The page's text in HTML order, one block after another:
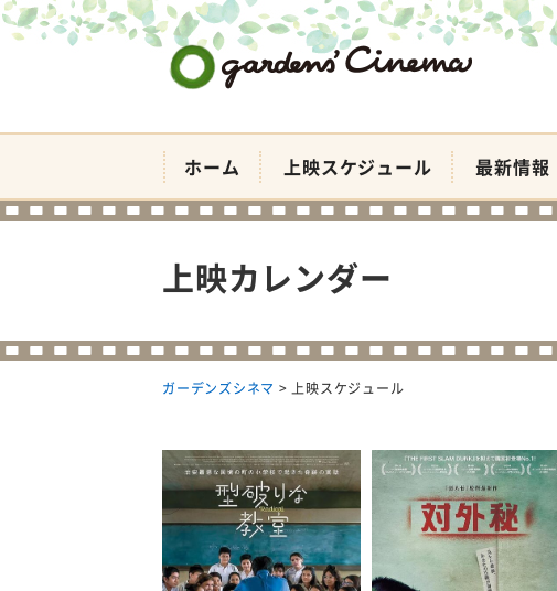
ホーム 上映スケジュール 最新情報
上映カレンダー
ガーデンズシネマ >上映スケジュール